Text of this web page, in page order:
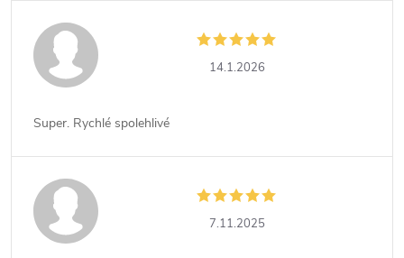
14.1.2026
Super. Rychlé spolehlivé
7.11.2025